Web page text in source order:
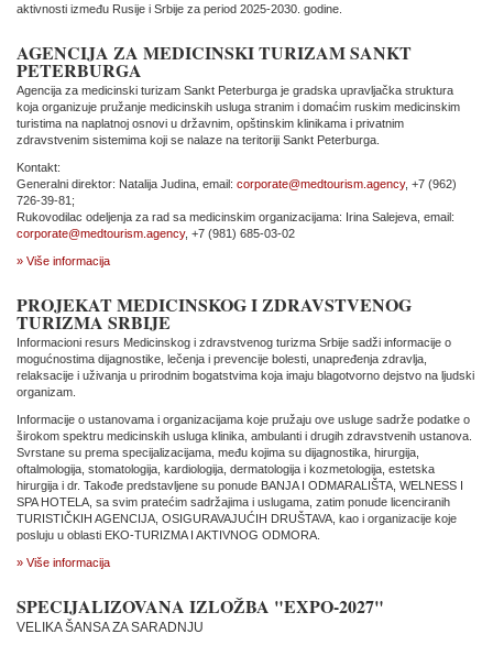
aktivnosti između Rusije i Srbije za period 2025-2030. godine.
AGENCIJA ZA MEDICINSKI TURIZAM SANKT
PETERBURGA
Agencija za medicinski turizam Sankt Peterburga je gradska upravljačka struktura
koja organizuje pružanje medicinskih usluga stranim i domaćim ruskim medicinskim
turistima na naplatnoj osnovi u državnim, opštinskim klinikama i privatnim
zdravstvenim sistemima koji se nalaze na teritoriji Sankt Peterburga.
Kontakt:
Generalni direktor: Natalija Judina, email: corporate@medtourism.agency, +7 (962)
726-39-81;
Rukovodilac odeljenja za rad sa medicinskim organizacijama: Irina Salejeva, email:
corporate@medtourism.agency, +7 (981) 685-03-02
» Više informacija
PROJEKAT MEDICINSKOG I ZDRAVSTVENOG
TURIZMA SRBIJE
Informacioni resurs Medicinskog i zdravstvenog turizma Srbije sadži informacije o
mogućnostima dijagnostike, lečenja i prevencije bolesti, unapređenja zdravlja,
relaksacije i uživanja u prirodnim bogatstvima koja imaju blagotvorno dejstvo na ljudski
organizam.
Informacije o ustanovama i organizacijama koje pružaju ove usluge sadrže podatke o
širokom spektru medicinskih usluga klinika, ambulanti i drugih zdravstvenih ustanova.
Svrstane su prema specijalizacijama, među kojima su dijagnostika, hirurgija,
oftalmologija, stomatologija, kardiologija, dermatologija i kozmetologija, estetska
hirurgija i dr. Takođe predstavljene su ponude BANJA I ODMARALIŠTA, WELNESS I
SPA HOTELA, sa svim pratećim sadržajima i uslugama, zatim ponude licenciranih
TURISTIČKIH AGENCIJA, OSIGURAVAJUĆIH DRUŠTAVA, kao i organizacije koje
posluju u oblasti EKO-TURIZMA I AKTIVNOG ODMORA.
» Više informacija
SPECIJALIZOVANA IZLOŽBA "EXPO-2027"
VELIKA ŠANSA ZA SARADNJU